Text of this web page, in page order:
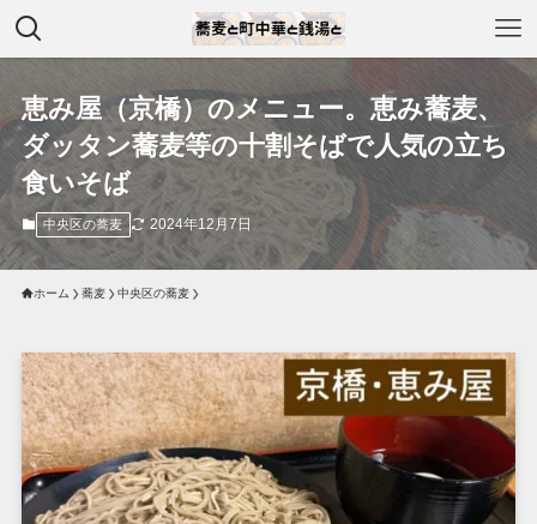
恵み屋（京橋）のメニュー。恵み蕎麦、
ダッタン蕎麦等の十割そばで人気の立ち
食いそば
中央区の蕎麦 2024年12月7日
ホーム 蕎麦 中央区の蕎麦